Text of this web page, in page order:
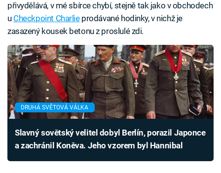
přivydělává, v mé sbírce chybí, stejně tak jako v obchodech
u Checkpoint Charlieprodávané hodinky, v nichž je
zasazený kousek betonu z proslulé zdi.
DRUHÁ SVĚTOVÁ VÁLKA
Slavný sovětský velitel dobyl Berlín, porazil Japonce
a zachránil Koněva. Jeho vzorem byl Hannibal